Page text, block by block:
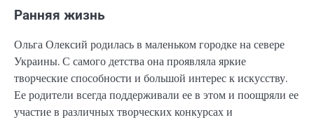
Ранняя жизнь
Ольга Олексий родилась в маленьком городке на севере
Украины. С самого детства она проявляла яркие
творческие способности и большой интерес к искусству.
Ее родители всегда поддерживали ее в этом и поощряли ее
участие в различных творческих конкурсах и